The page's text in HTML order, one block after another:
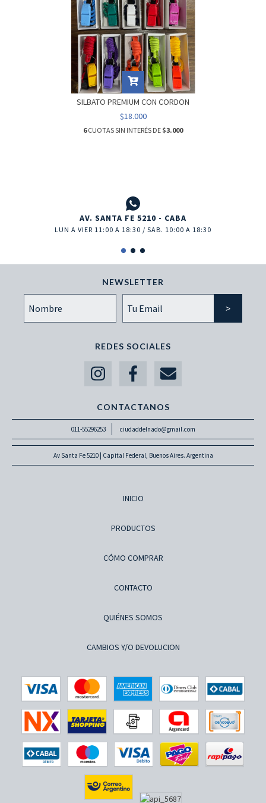
SILBATO PREMIUM CON CORDON
$18.000
6CUOTAS SIN INTERÉS DE $3.000
AV. SANTA FE 5210 - CABA
LUN A VIER 11:00 A 18:30 / SAB. 10:00 A 18:30
NEWSLETTER
REDES SOCIALES
CONTACTANOS
011-55296253 ciudaddelnado@gmail.com
Av Santa Fe 5210 | Capital Federal, Buenos Aires. Argentina
INICIO
PRODUCTOS
CÓMO COMPRAR
CONTACTO
QUIÉNES SOMOS
CAMBIOS Y/O DEVOLUCION